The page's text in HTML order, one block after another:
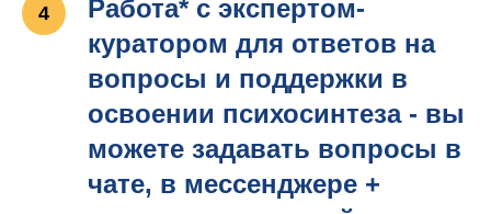
Работа* с экспертом-
куратором для ответов на
вопросы и поддержки в
освоении психосинтеза - вы
можете задавать вопросы в
чате, в мессенджере +